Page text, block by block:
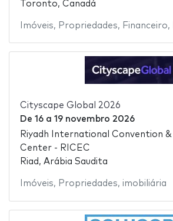
Toronto, Canadá
Imóveis, Propriedades, Financeiro,
Cityscape Global 2026
De 16a 19 novembro 2026
Riyadh International Convention
Center - RICEC
Riad, Arábia Saudita
Imóveis, Propriedades, imobiliária